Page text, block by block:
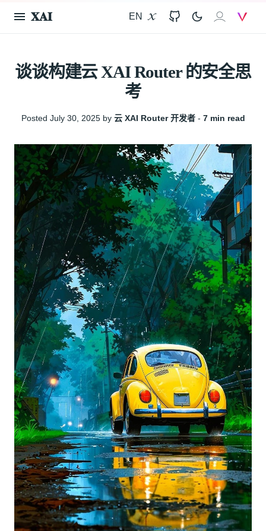
𝐗𝐀𝐈 EN GitHub 𝐗𝐀𝐈
谈谈构建云 XAI Router 的安全思
考
Posted July 30, 2025 by 云 XAI Router 开发者‐ 7 min read